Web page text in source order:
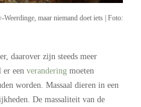
maar niemand doet iets | Foto:
daarover zijn steeds meer
er een verandering moeten
worden. Massaal dieren in een
De massaliteit van de